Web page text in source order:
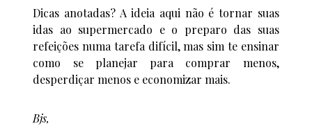
Dicas anotadas? A ideia aqui não é tornar suas
idas ao supermercado e o preparo das suas
refeições numa tarefa difícil, mas sim te ensinar
como se planejar para comprar menos,
desperdiçar menos e economizar mais.
Bjs,